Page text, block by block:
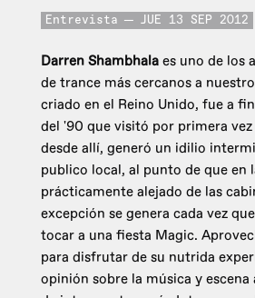
Entrevista JUE 13 SEP 2012
Darren Shambhala es uno de los
de trance más cercanos a
criado en el Reino Unido, fue a
del '90 que visitó por primera
desde allí, generó un idilio
publico local, al punto de que en
prácticamente alejado de las
excepción se genera cada vez
tocar a una fiesta Magic.
para disfrutar de su nutrida
opinión sobre la música y escena